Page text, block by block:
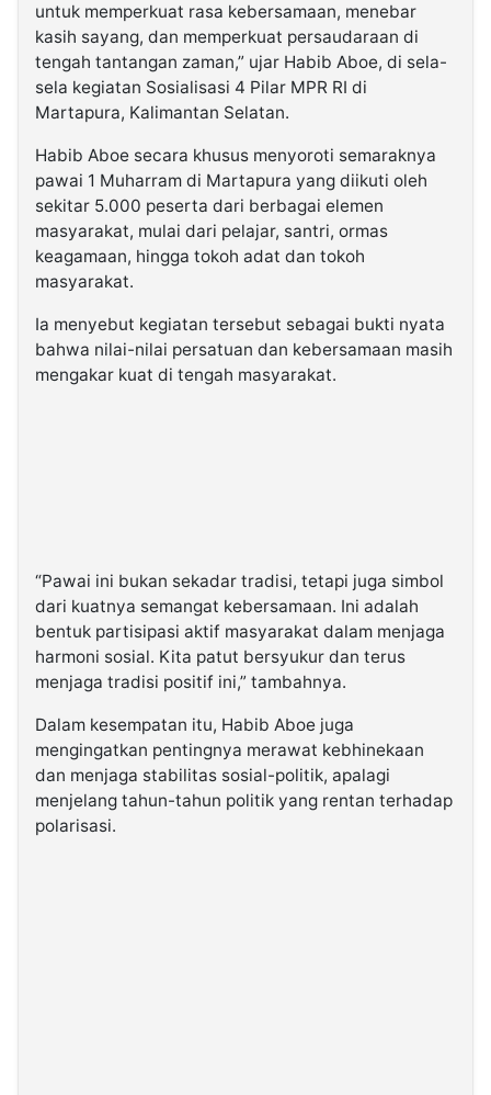
untuk memperkuat rasa kebersamaan, menebar
kasih sayang, dan memperkuat persaudaraan di
tengah tantangan zaman,” ujar Habib Aboe, di sela-
sela kegiatan Sosialisasi 4 Pilar MPR RI di
Martapura, Kalimantan Selatan.
Habib Aboe secara khusus menyoroti semaraknya
pawai 1 Muharram di Martapura yang diikuti oleh
sekitar 5.000 peserta dari berbagai elemen
masyarakat, mulai dari pelajar, santri, ormas
keagamaan, hingga tokoh adat dan tokoh
masyarakat.
Ia menyebut kegiatan tersebut sebagai bukti nyata
bahwa nilai-nilai persatuan dan kebersamaan masih
mengakar kuat di tengah masyarakat.
“Pawai ini bukan sekadar tradisi, tetapi juga simbol
dari kuatnya semangat kebersamaan. Ini adalah
bentuk partisipasi aktif masyarakat dalam menjaga
harmoni sosial. Kita patut bersyukur dan terus
menjaga tradisi positif ini,” tambahnya.
Dalam kesempatan itu, Habib Aboe juga
mengingatkan pentingnya merawat kebhinekaan
dan menjaga stabilitas sosial-politik, apalagi
menjelang tahun-tahun politik yang rentan terhadap
polarisasi.